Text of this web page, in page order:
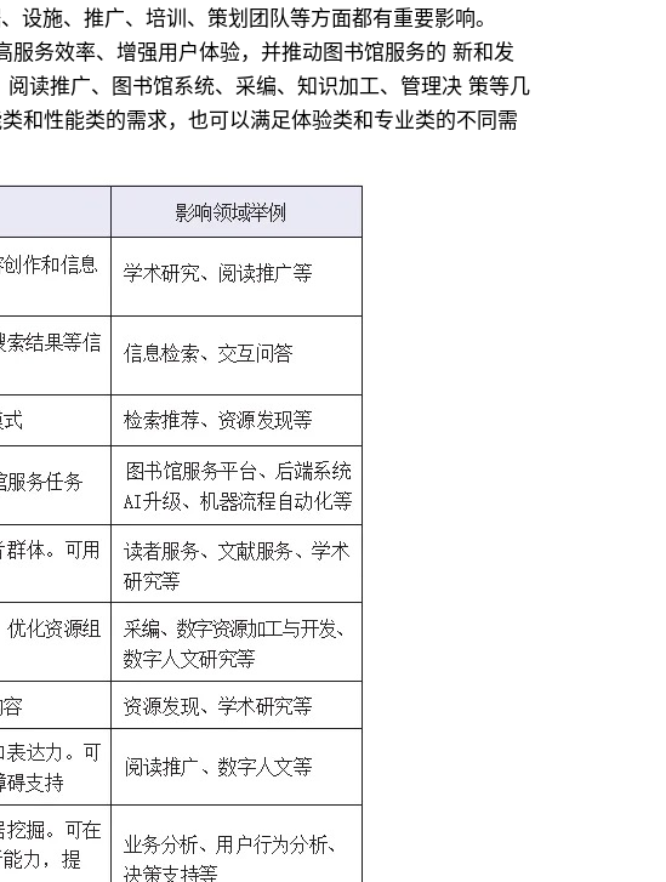
施、推广、培训、策划团队等方面都有重要影响。
务效率、增强用户体验，并推动图书馆服务的 新和发
读推广、图书馆系统、采编、知识加工、管理决 策等几
和性能类的需求，也可以满足体验类和专业类的不同需